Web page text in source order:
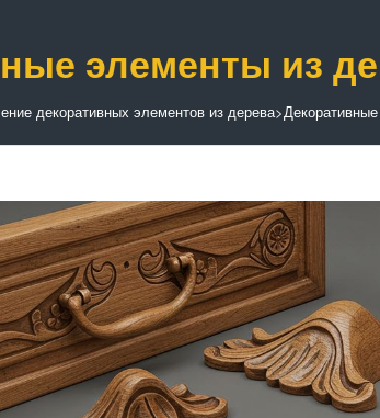
элементы из
декоративных элементов из дерева>